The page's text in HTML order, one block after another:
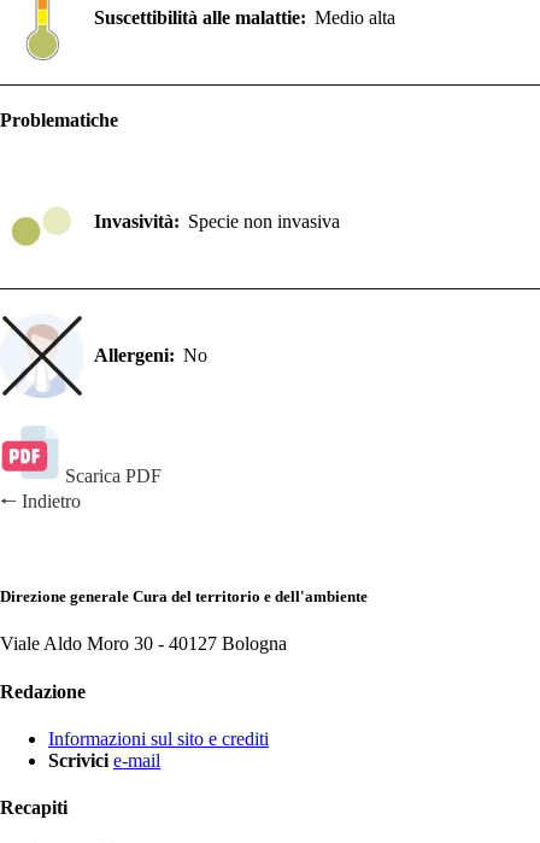
Suscettibilità alle malattie: Medio alta
Problematiche
Invasività: Specie non invasiva
Allergeni: No
Scarica PDF
🠐 Indietro
Direzione generale Cura del territorio e dell'ambiente
Viale Aldo Moro 30 - 40127 Bologna
Redazione
Informazioni sul sito e crediti
Scrivici e-mail
Recapiti